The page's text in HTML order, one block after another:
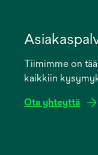
newTiimimme on
kaikkiin
Ota yhteyttä